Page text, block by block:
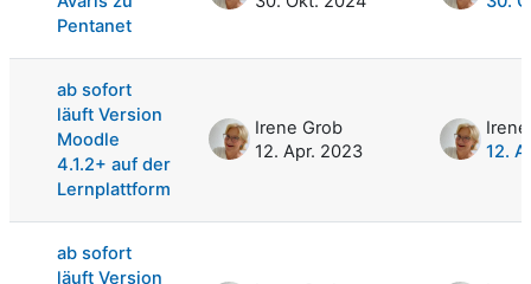
Pentanet
ab sofort
läuft Version
Moodle
4.1.2+ auf der
Lernplattform
Irene Grob
12. Apr. 2023
12.
ab sofort
läuft Version